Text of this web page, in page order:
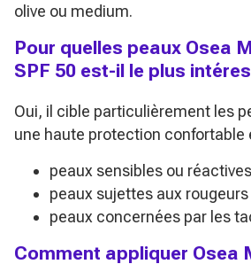
olive ou medium.
Pour quelles peaux Osea
SPF 50 est-il le plus
Oui, il cible particulièrement les
une haute protection confortable
peaux sensibles ou réactives
peaux sujettes aux
peaux concernées par les
Comment appliquer Osea